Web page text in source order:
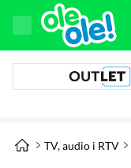
TV, audio i RTV